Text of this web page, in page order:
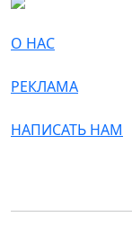
О НАС
РЕКЛАМА
НАПИСАТЬ НАМ